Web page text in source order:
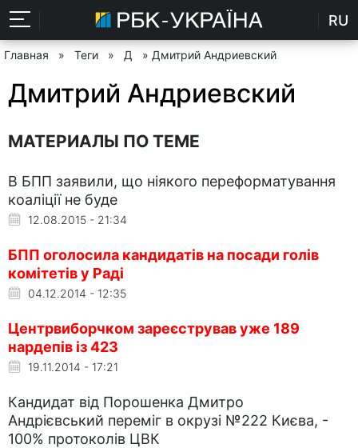
RU
Главная » Теги » Д » Дмитрий Андриевский
Дмитрий Андриевский
МАТЕРИАЛЫ ПО ТЕМЕ
В БПП заявили, що ніякого переформатування
коаліції не буде
12.08.2015 - 21:34
БПП оголосила кандидатів на посади голів
комітетів у Раді
04.12.2014 - 12:35
Центрвиборчком зареєстрував уже 189
нардепів із 423
19.11.2014 - 17:21
Кандидат від Порошенка Дмитро
Андрієвський переміг в окрузі №222 Києва, -
100% протоколів ЦВК